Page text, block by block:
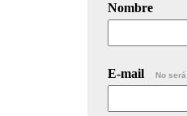
Nombre
E-mail No